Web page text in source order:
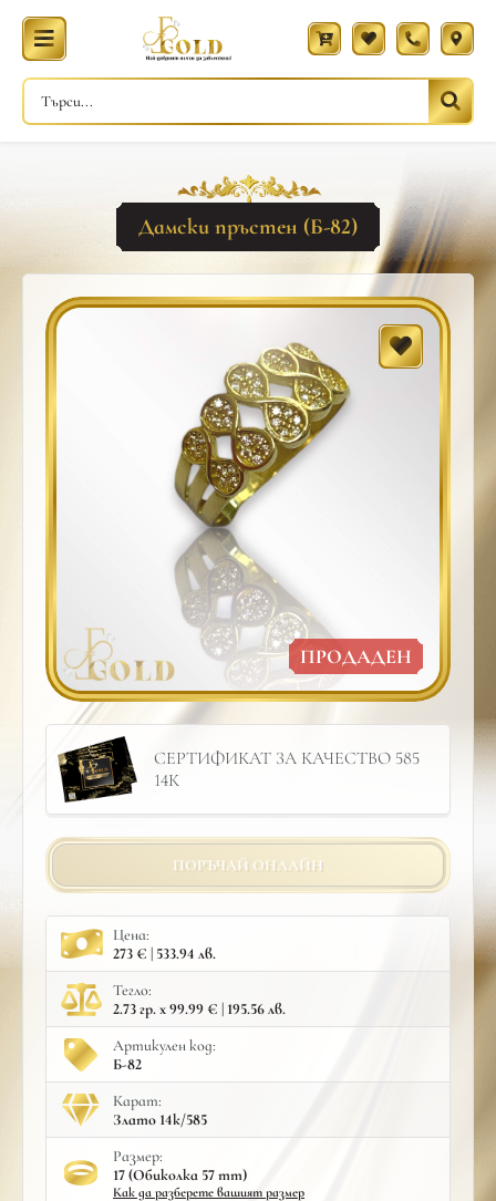
Дамски пръстен (Б-82)
ПРОДАДЕН
СЕРТИФИКАТ ЗА КАЧЕСТВО 585
14К
ПОРЪЧАЙ ОНЛАЙН
Цена:
273 € | 533.94 лв.
Тегло:
2.73 гр. x 99.99 € | 195.56 лв.
Артикулен код:
Б-82
Карат:
Злато 14к/585
Размер:
17 (Обиколка 57 mm)
Как да разберете вашият размер